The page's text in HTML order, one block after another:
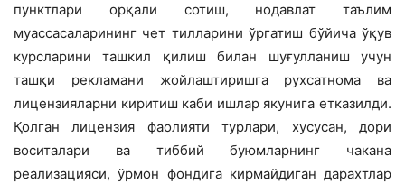
пунктлари орқали сотиш, нодавлат таълим
муассасаларининг чет тилларини ўргатиш бўйича ўқув
курсларини ташкил қилиш билан шуғулланиш учун
ташқи рекламани жойлаштиришга рухсатнома ва
лицензияларни киритиш каби ишлар якунига етказилди.
Қолган лицензия фаолияти турлари, хусусан, дори
воситалари ва тиббий буюмларнинг чакана
реализацияси, ўрмон фондига кир­майдиган дарахтлар